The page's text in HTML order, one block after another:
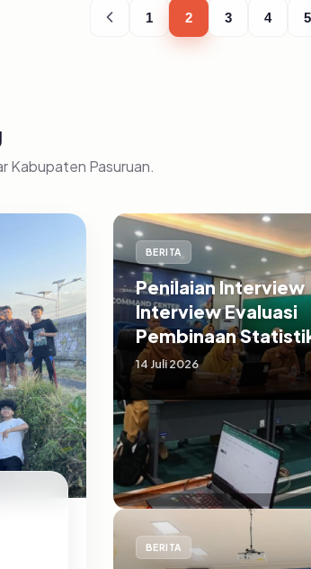
1 2 3 4 5
Kabupaten Pasuruan.
BERITA
Penilaian Interview
Interview Evaluasi
Pembinaan
Sektoral
Pasuruan
14 Juli 2026
BERITA